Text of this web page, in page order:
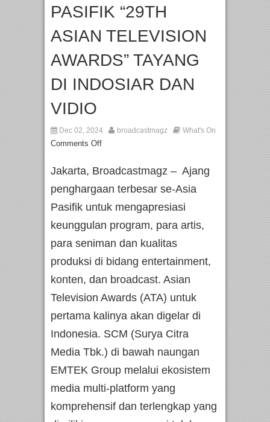
PASIFIK “29TH
ASIAN TELEVISION
AWARDS” TAYANG
DI INDOSIAR DAN
VIDIO
Dec 02, 2024 broadcastmagz What's On
Comments Off
Jakarta, Broadcastmagz – Ajang
penghargaan terbesar se-Asia
Pasifik untuk mengapresiasi
keunggulan program, para artis,
para seniman dan kualitas
produksi di bidang entertainment,
konten, dan broadcast. Asian
Television Awards (ATA) untuk
pertama kalinya akan digelar di
Indonesia. SCM (Surya Citra
Media Tbk.) di bawah naungan
EMTEK Group melalui ekosistem
media multi-platform yang
komprehensif dan terlengkap yang